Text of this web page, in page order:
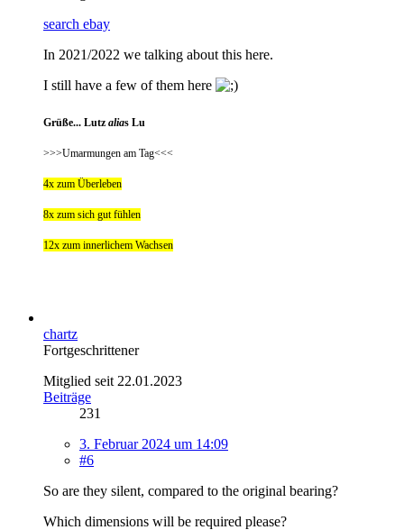
search ebay
In 2021/2022 we talking about this here.
I still have a few of them here
Grüße... Lutz alias Lu
>>>Umarmungen am Tag<<<
4x zum Überleben
8x zum sich gut fühlen
12x zum innerlichem Wachsen
chartz
Fortgeschrittener
Mitglied seit 22.01.2023
Beiträge
231
3. Februar 2024 um 14:09
#6
So are they silent, compared to the original bearing?
Which dimensions will be required please?